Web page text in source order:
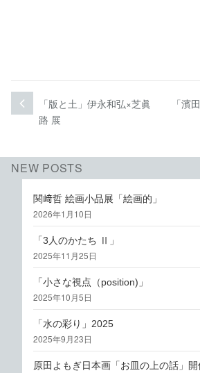
投
稿
ビ
「濱
次
次
の
「版と土」伊永和弘×芝眞
路 展
NEW POSTS
関﨑哲 絵画小品展「絵画的」
2026年1月10日
「3人のかたち Ⅱ」
2025年11月25日
「小さな視点（position)」
2025年10月5日
「水の彩り」2025
2025年9月23日
原田よもぎ日本画「お皿の上の話」開